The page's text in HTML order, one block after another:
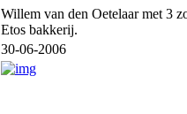
Willem van den Oetelaar met 3
Etos bakkerij.
30-06-2006